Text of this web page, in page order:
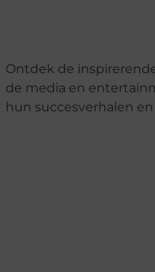
Ontdek de
de media en
hun succesverhalen